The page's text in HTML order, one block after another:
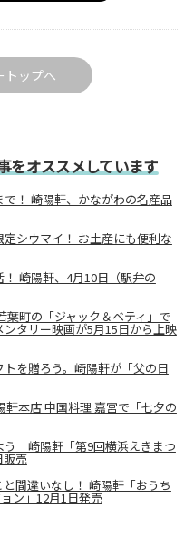
トップへ
をオススメしています
！ 崎陽軒、かながわの名産品
シウマイ！ お土産にも便利な
崎陽軒、4月10日（駅弁の
葉町の「ジャック＆ベティ」で
タリー映画が5月15日から上映
トを贈ろう。崎陽軒が「父の日
本店 中国料理 嘉宮で「七夕の
う 崎陽軒「第9回横浜えきまつ
販売
間違いなし！ 崎陽軒「おうち
ン」12月1日発売